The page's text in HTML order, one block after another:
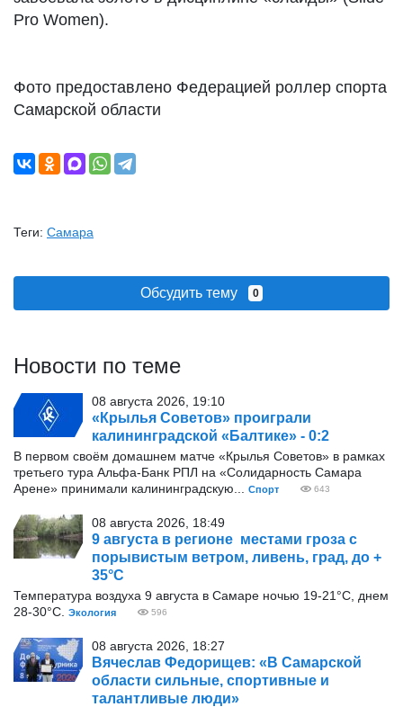
Pro Women).
Фото предоставлено Федерацией роллер спорта
Самарской области
Теги: Самара
Обсудить тему 0
Новости по теме
08 августа 2026, 19:10
«Крылья Советов» проиграли
калининградской «Балтике» - 0:2
В первом своём домашнем матче «Крылья Советов» в рамках
третьего тура Альфа-Банк РПЛ на «Солидарность Самара
Арене» принимали калининградскую...
Спорт 643
08 августа 2026, 18:49
9 августа в регионе местами гроза с
порывистым ветром, ливень, град, до +
35°С
Температура воздуха 9 августа в Самаре ночью 19-21°С, днем
28-30°С.
Экология 596
08 августа 2026, 18:27
Вячеслав Федорищев: «В Самарской
области сильные, спортивные и
талантливые люди»